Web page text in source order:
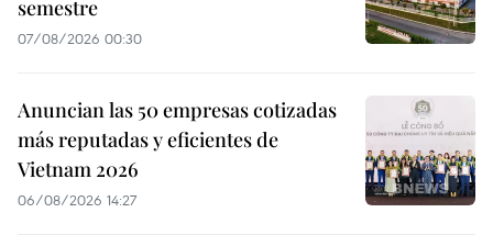
semestre
07/08/2026 00:30
Anuncian las 50 empresas cotizadas
más reputadas y eficientes de
Vietnam 2026
06/08/2026 14:27